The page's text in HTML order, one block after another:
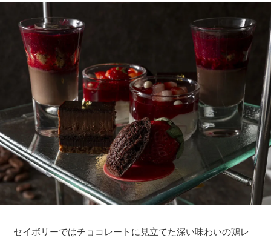
セイボリーではチョコレートに見立てた深い味わいの鶏レ